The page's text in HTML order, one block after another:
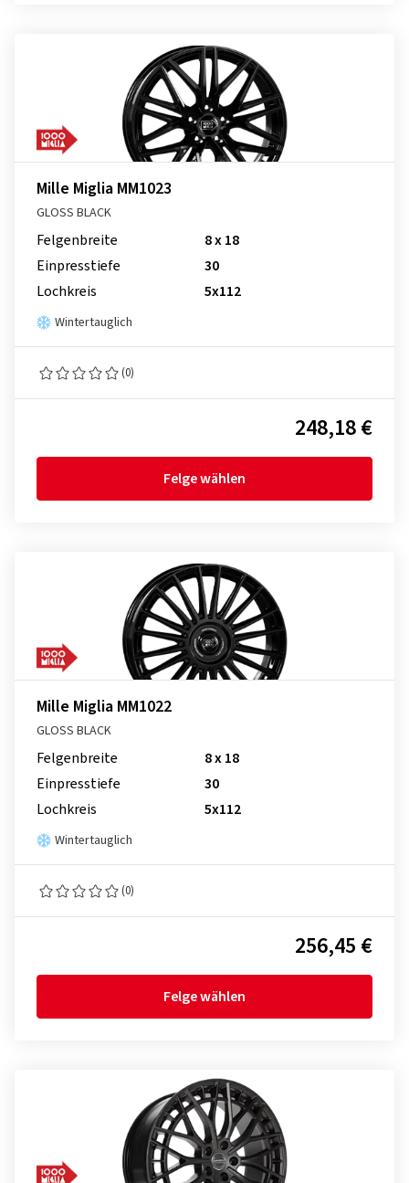
Mille Miglia MM1023
GLOSS BLACK
Felgenbreite
8 x 18
Einpresstiefe
30
Lochkreis
5x112
Wintertauglich
(0)
248,18 €
Felge wählen
Mille Miglia MM1022
GLOSS BLACK
Felgenbreite
8 x 18
Einpresstiefe
30
Lochkreis
5x112
Wintertauglich
(0)
256,45 €
Felge wählen